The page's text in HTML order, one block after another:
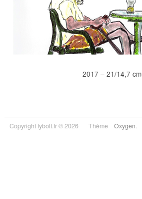
2017 – 21/14,7 cm
Copyright tybolt.fr © 2026 Thème Oxygen.